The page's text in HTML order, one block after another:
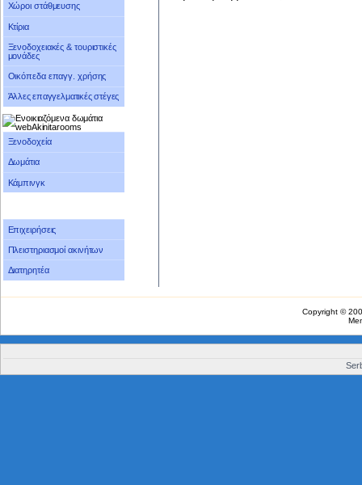
Χώροι στάθμευσης
Κτίρια
Ξενοδοχειακές & τουριστικές
μονάδες
Οικόπεδα επαγγ. χρήσης
Άλλες επαγγελματικές στέγες
Ξενοδοχεία
Δωμάτια
Κάμπινγκ
Επιχειρήσεις
Πλειστηριασμοί ακινήτων
Διατηρητέα
Copyright ©